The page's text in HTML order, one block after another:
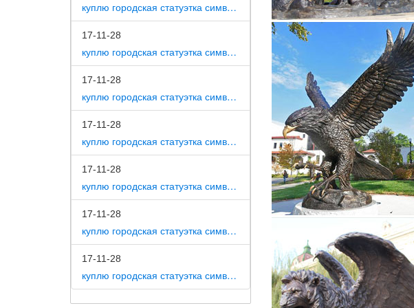
куплю городская статуэтка символ собака как вид изобразительного искусства
17-11-28
куплю городская статуэтка символ собака на постаменте
17-11-28
куплю городская статуэтка символ собака в романской скульптуре
17-11-28
куплю городская статуэтка символ собака в царском селе
17-11-28
куплю городская статуэтка символ собака в движении 7 класс
17-11-28
куплю городская статуэтка символ собака в скульптуре древней греции
17-11-28
куплю городская статуэтка символ собака в школе искусств
Ну а статуэтки
аллегорией.Скульптура
Скульптура Богов
Статуэтки Орел »»
Собаки Новинки Печати
культурой древних цивилизаций.
bronze sculpture in Antiques |
Конная скульптура Древней
сейчас.Продавцы с самыми
раб. дня с опцией
10 самых дорогих скульптур в
Скульптура – это тип
период.Кикладическая
аукцион.
Статуэтки Богов под бронзу, с